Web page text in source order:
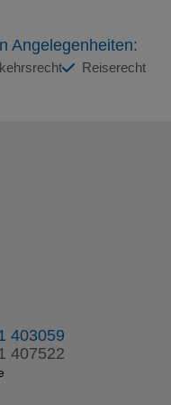
Angelegenheiten:
Reiserecht
403059
407522